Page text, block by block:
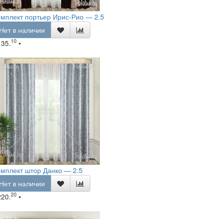
портьер Ирис-Рио — 2.5
в наличии
10 •
штор Данко — 2.5
в наличии
20 •